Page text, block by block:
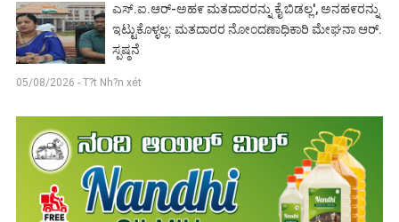
ಎಸ್.ಐ.ಆರ್-ಅಹ೯ ಮತದಾರರನ್ನು ಕೈ ಬಿಡಲ್ಲ', ಅನಹ೯ರನ್ನು
ಇಟ್ಟುಕೊಳ್ಳಲ್ಲ: ಮತದಾರರ ನೋಂದಣಾಧಿಕಾರಿ ಮೇಘನಾ ಆರ್.
ಸ್ಪಷ್ಠನೆ
05/08/2026 - T?t Nh?n xét